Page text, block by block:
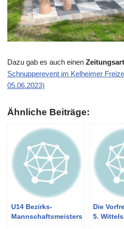
Dazu gab es auch einen
Schnupperevent im Kelheimer
05.06.2023)
Ähnliche Beiträge:
U14 Bezirks-
Mannschaftsmeisters
Die
5.